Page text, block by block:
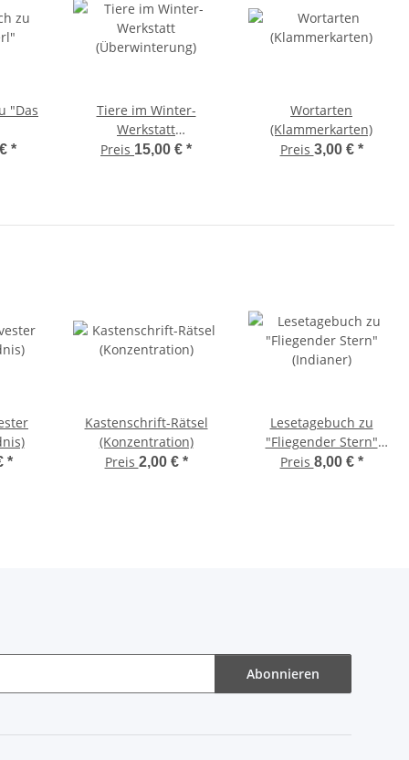
"Das
*
Tiere im Winter-
Werkstatt
(Überwinterung)
Preis 15,00 € *
Wortarten
(Klammerkarten)
Preis 3,00 € *
*
Kastenschrift-Rätsel
(Konzentration)
Preis 2,00 € *
Lesetagebuch zu
"Fliegender Stern"
(Indianer)
Preis 8,00 € *
Abonnieren